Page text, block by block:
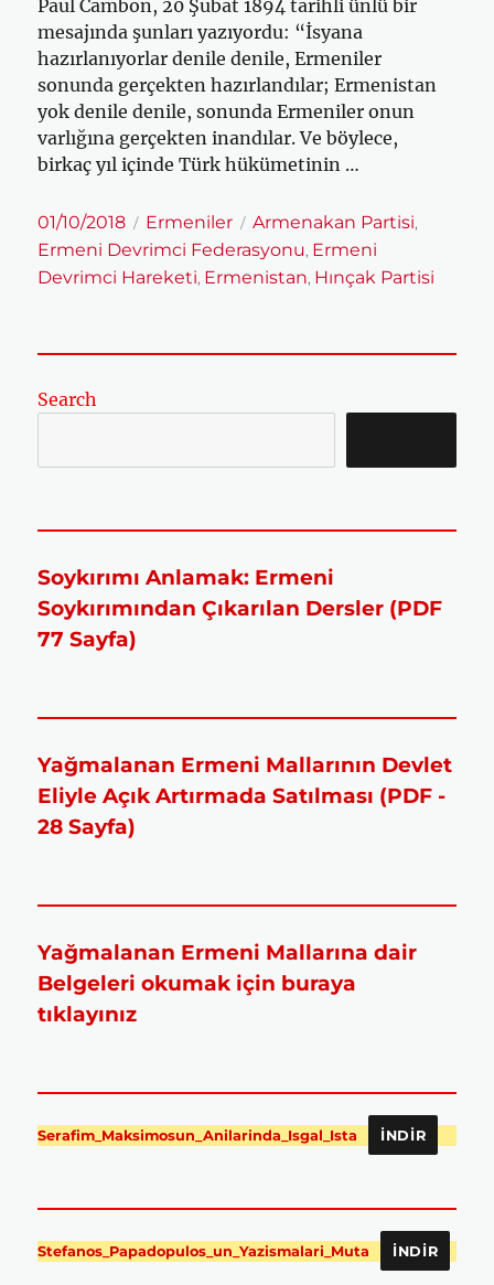
Paul Cambon, 20 Şubat 1894 tarihli ünlü bir
mesajında şunları yazıyordu: “İsyana
hazırlanıyorlar denile denile, Ermeniler
sonunda gerçekten hazırlandılar; Ermenistan
yok denile denile, sonunda Ermeniler onun
varlığına gerçekten inandılar. Ve böylece,
birkaç yıl içinde Türk hükümetinin …
Yayın
tarihi
01/10/2018 Kategoriler
Ermeniler Etiketler
Armenakan Partisi,
Ermeni Devrimci Federasyonu, Ermeni
Devrimci Hareketi, Ermenistan, Hınçak Partisi
Search
Soykırımı Anlamak: Ermeni
Soykırımından Çıkarılan Dersler (PDF
77 Sayfa)
Yağmalanan Ermeni Mallarının Devlet
Eliyle Açık Artırmada Satılması (PDF -
28 Sayfa)
Yağmalanan Ermeni Mallarına dair
Belgeleri okumak için buraya
tıklayınız
Serafim_Maksimosun_Anilarinda_Isgal_Ista İNDIR
Stefanos_Papadopulos_un_Yazismalari_Muta İNDIR